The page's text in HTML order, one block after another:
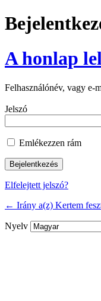
A honlap
Felhasználónév, vagy e-
Jelszó
Emlékezzen rám
Elfelejtett jelszó?
← Irány a(z) Kertem
Nyelv